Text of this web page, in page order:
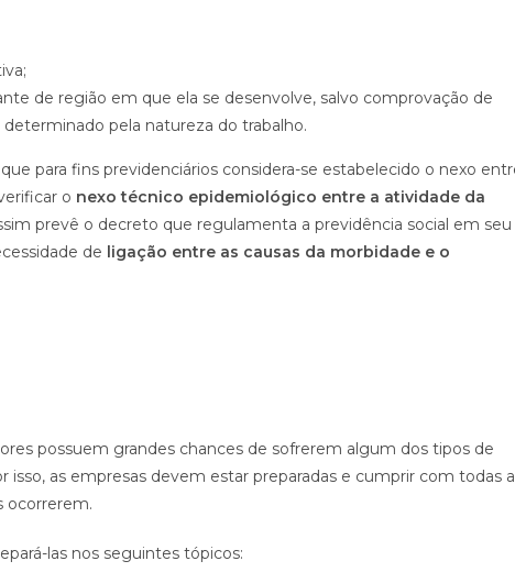
de região em que ela se desenvolve, salvo comprovação de
pela natureza do trabalho.
para fins previdenciários considera-se estabelecido o nexo
o nexo técnico epidemiológico entre a atividade da
prevê o decreto que regulamenta a previdência social em seu
de ligação entre as causas da morbidade e o
possuem grandes chances de sofrerem algum dos tipos de
as empresas devem estar preparadas e cumprir com todas
ocorrerem.
las nos seguintes tópicos: